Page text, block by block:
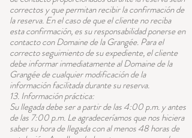
correctos y que permitan recibir la confirmación de
la reserva. En el caso de que el cliente no reciba
esta confirmación, es su responsabilidad ponerse en
contacto con Domaine de la Grangée. Para el
correcto seguimiento de su expediente, el cliente
debe informar inmediatamente al Domaine de la
Grangée de cualquier modificación de la
información facilitada durante su reserva.
13. Información práctica:
Su llegada debe ser a partir de las 4:00 p.m. y antes
de las 7:00 p.m. Le agradeceríamos que nos hiciera
saber su hora de llegada con al menos 48 horas de